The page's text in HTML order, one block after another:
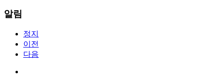
알림
정지
이전
다음